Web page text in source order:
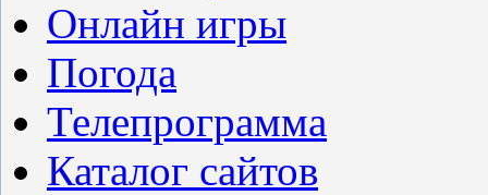
Онлайн игры
Погода
Телепрограмма
Каталог сайтов